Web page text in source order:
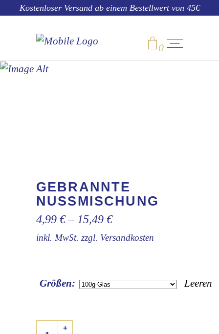
Kostenloser Versand ab einem Bestellwert von 45€
0
GEBRANNTE
NUSSMISCHUNG
4,99 €– 15,49 €
inkl. MwSt. zzgl. Versandkosten
Größen: Leeren
Gebrannte
+